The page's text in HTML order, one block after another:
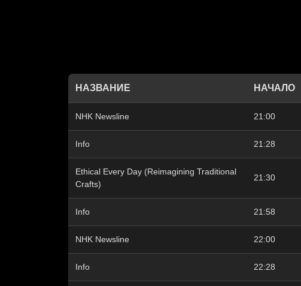
НАЗВАНИЕ НАЧАЛО
NHK Newsline 21:00
Info 21:28
Ethical Every Day (Reimagining Traditional
Crafts)
21:30
Info 21:58
NHK Newsline 22:00
Info 22:28